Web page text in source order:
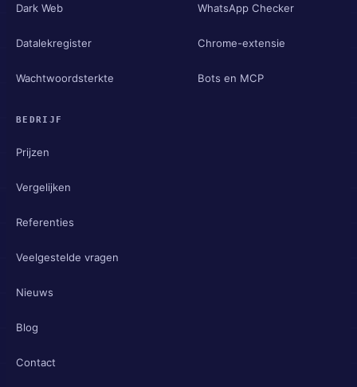
Dark Web
Datalekregister
Wachtwoordsterkte
WhatsApp Checker
Chrome-extensie
Bots en MCP
BEDRIJF
Prijzen
Vergelijken
Referenties
Veelgestelde vragen
Nieuws
Blog
Contact